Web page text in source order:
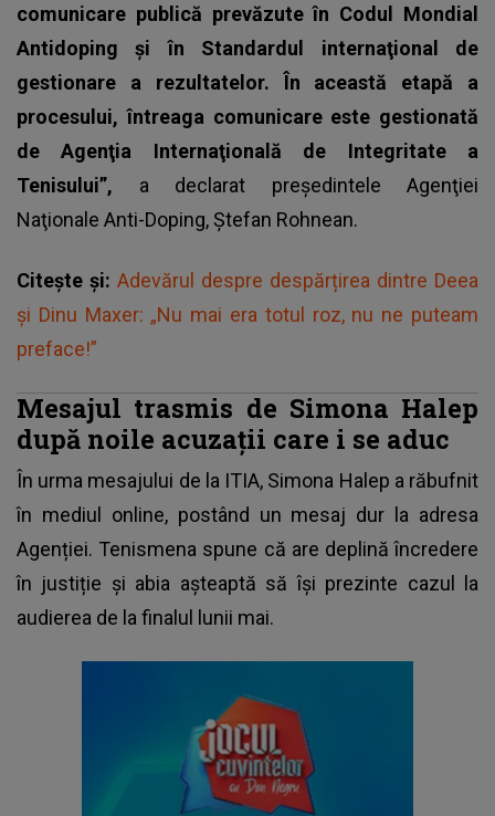
comunicare publică prevăzute în Codul Mondial
Antidoping şi în Standardul internaţional de
gestionare a rezultatelor. În această etapă a
procesului, întreaga comunicare este gestionată
de Agenţia Internaţională de Integritate a
Tenisului”, a declarat preşedintele Agenţiei
Naţionale Anti-Doping, Ştefan Rohnean.
Citește și: Adevărul despre despărțirea dintre Deea
și Dinu Maxer: „Nu mai era totul roz, nu ne puteam
preface!”
Mesajul trasmis de Simona Halep
după noile acuzații care i se aduc
În urma mesajului de la ITIA, Simona Halep a răbufnit
în mediul online, postând un mesaj dur la adresa
Agenției. Tenismena spune că are deplină încredere
în justiție și abia așteaptă să își prezinte cazul la
audierea de la finalul lunii mai.